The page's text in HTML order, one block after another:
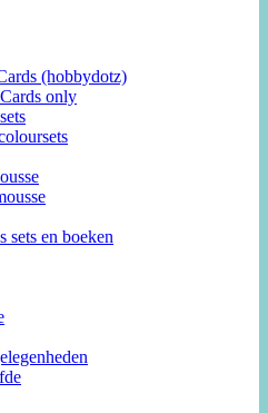
(hobbydotz)
only
sets en boeken